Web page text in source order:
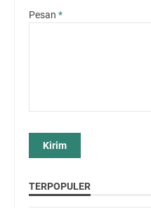
Pesan *
TERPOPULER